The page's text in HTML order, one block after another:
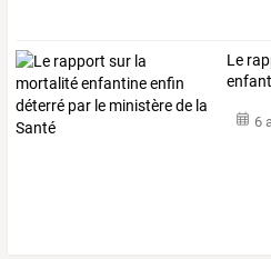
Le
6